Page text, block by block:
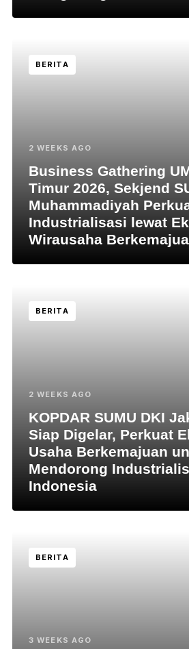
BERITA
2 WEEKS AGO
Business Gathering
Timur 2026, Sekjend
Muhammadiyah
Industrialisasi lewat
Wirausaha
BERITA
2 WEEKS AGO
KOPDAR SUMU DKI
Siap Digelar, Perkuat
Usaha Berkemajuan
Mendorong
Indonesia
BERITA
3 WEEKS AGO